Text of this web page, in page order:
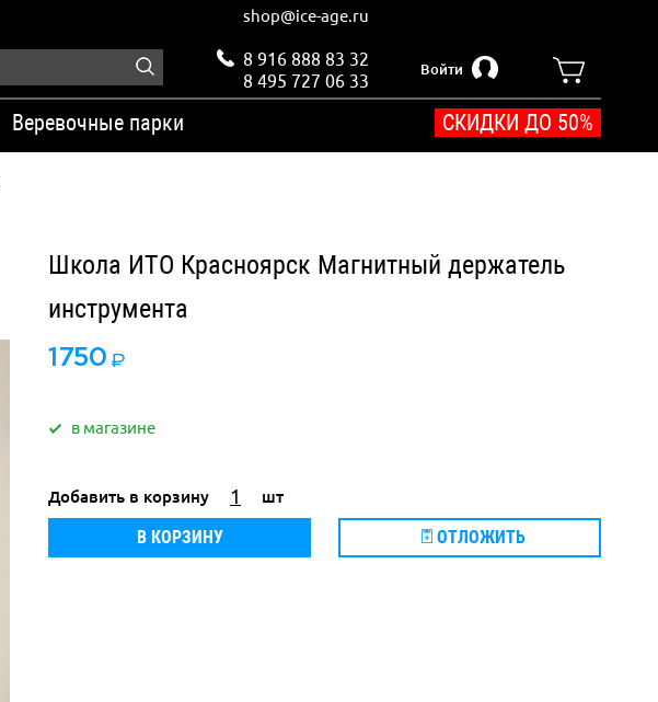
shop@ice-age.ru
8 916 888 83 32
8 495 727 06 33
Войти
Веревочные парки СКИДКИ ДО 50%
Школа ИТО Красноярск Магнитный держатель
инструмента
1750
в магазине
Добавить в корзину шт
В КОРЗИНУ ОТЛОЖИТЬ